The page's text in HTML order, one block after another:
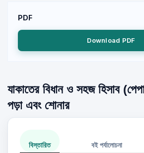
PDF
Download PDF
যাকাতের বিধান ও সহজ হিসাব
পড়া এবং শোনার
বিস্তারিত বই পর্যালোচনা